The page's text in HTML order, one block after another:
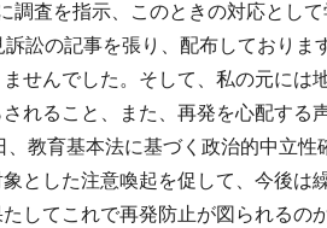
調査を指示、このときの対応とし
訟の記事を張り、配布しており
せんでした。そして、私の元に
れること、また、再発を心配する
教育基本法に基づく政治的中立
とした注意喚起を促して、今後
してこれで再発防止が図られる